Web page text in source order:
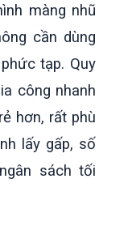
màng nhũ
cần dùng
tạp. Quy
công nhanh
hơn, rất phù
lấy gấp, số
sách tối